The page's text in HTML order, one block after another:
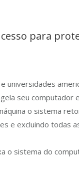
para
universidades
seu computador
o sistema
e excluindo todas
o sistema do